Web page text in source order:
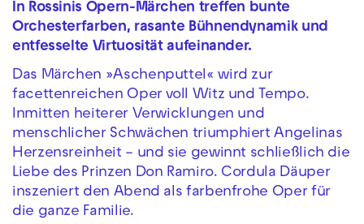
In Rossinis Opern-Märchen treffen bunte
Orchesterfarben, rasante Bühnendynamik und
entfesselte Virtuosität aufeinander.
Das Märchen »Aschenputtel« wird zur
facettenreichen Oper voll Witz und Tempo.
Inmitten heiterer Verwicklungen und
menschlicher Schwächen triumphiert Angelinas
Herzensreinheit – und sie gewinnt schließlich die
Liebe des Prinzen Don Ramiro. Cordula Däuper
inszeniert den Abend als farbenfrohe Oper für
die ganze Familie.